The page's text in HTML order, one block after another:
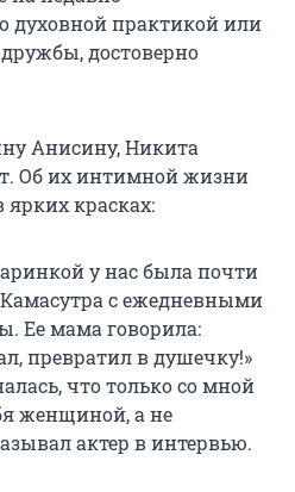
духовной практикой или
достоверно
Анисину, Никита
Об их интимной жизни
красках:
у нас была почти
с ежедневными
Ее мама говорила:
превратил в душечку!»
что только со мной
женщиной, а не
актер в интервью.